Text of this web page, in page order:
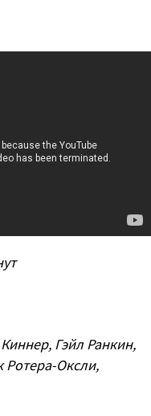
Гэйл Ранкин,
Ротера-Оксли,